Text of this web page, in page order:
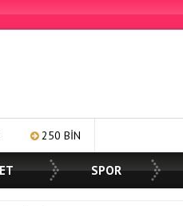
ÖĞÜN, BİNLERCE YÜZE GÜLÜMSEME
SPOR